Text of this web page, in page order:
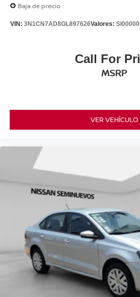
Baja de precio
VIN: 3N1CN7AD8GL897626Valores:
Call For
MSRP
VER VEHÍCULO